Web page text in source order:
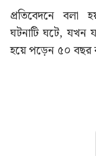
প্রতিবেদনে বলা
ঘটনাটি ঘটে, যখন
হয়ে পড়েন ৫০ বছর